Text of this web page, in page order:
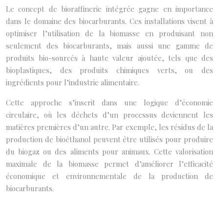
Le concept de bioraffinerie intégrée gagne en importance
dans le domaine des biocarburants. Ces installations visent à
optimiser l’utilisation de la biomasse en produisant non
seulement des biocarburants, mais aussi une gamme de
produits bio-sourcés à haute valeur ajoutée, tels que des
bioplastiques, des produits chimiques verts, ou des
ingrédients pour l’industrie alimentaire.
Cette approche s’inscrit dans une logique d’économie
circulaire, où les déchets d’un processus deviennent les
matières premières d’un autre. Par exemple, les résidus de la
production de bioéthanol peuvent être utilisés pour produire
du biogaz ou des aliments pour animaux. Cette valorisation
maximale de la biomasse permet d’améliorer l’efficacité
économique et environnementale de la production de
biocarburants.